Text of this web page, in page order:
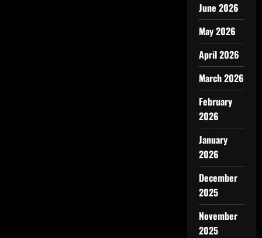
June 2026
May 2026
April 2026
March 2026
February
2026
January
2026
December
2025
November
2025